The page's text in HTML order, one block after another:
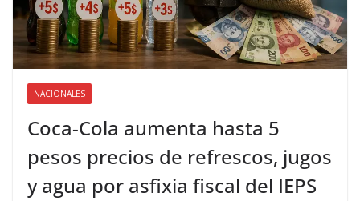
NACIONALES
Coca-Cola aumenta hasta 5
pesos precios de refrescos, jugos
y agua por asfixia fiscal del IEPS